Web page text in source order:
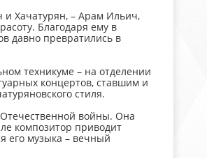
и Хачатурян, – Арам Ильич,
Благодаря ему в
давно превратились в
техникуме – на отделении
концертов, ставшим и
стиля.
войны. Она
композитор приводит
его музыка – вечный